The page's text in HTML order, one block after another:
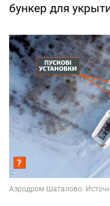
бункер для